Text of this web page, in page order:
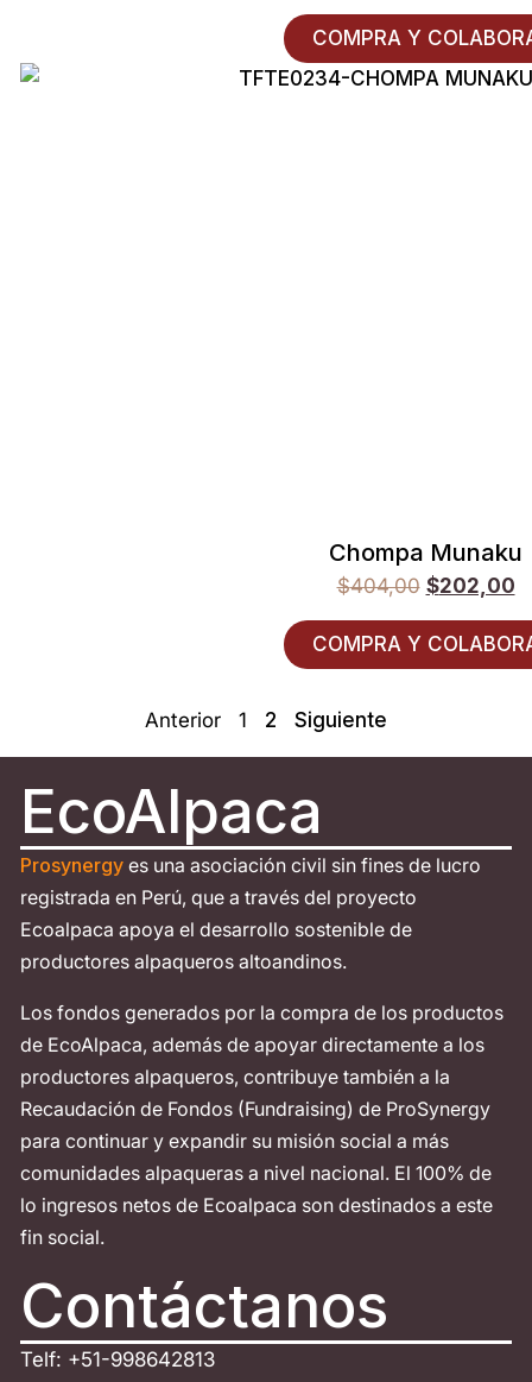
COMPRA Y
Chompa Munaku
$404,00 $202,00
COMPRA Y
Anterior 1 2 Siguiente
EcoAlpaca
Prosynergy es una asociación civil sin fines de lucro
registrada en Perú, que a través del proyecto
Ecoalpaca apoya el desarrollo sostenible de
productores alpaqueros altoandinos.
Los fondos generados por la compra de los productos
de EcoAlpaca, además de apoyar directamente a los
productores alpaqueros, contribuye también a la
Recaudación de Fondos (Fundraising) de ProSynergy
para continuar y expandir su misión social a más
comunidades alpaqueras a nivel nacional. El 100% de
lo ingresos netos de Ecoalpaca son destinados a este
fin social.
Contáctanos
Telf: +51-998642813